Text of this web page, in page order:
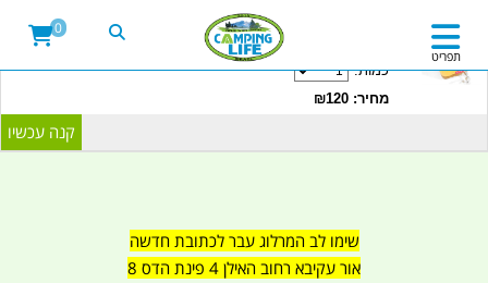
20LITRE WATER CONTAINER WITH TAP
CAMPINGLIFE ISRAEL קמפינג לייף
כמות:
מחיר: ₪120
שימו לב המרלוג עבר לכתובת חדשה
אור עקיבא רחוב האילן 4 פינת הדס 8
תפריט
0